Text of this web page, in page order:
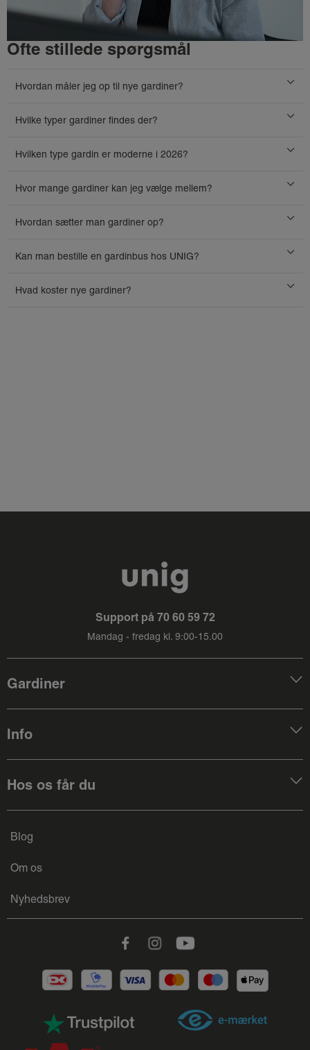
Ofte stillede spørgsmål
Hvordan måler jeg op til nye gardiner?
Hvilke typer gardiner findes der?
Hvilken type gardin er moderne i 2026?
Hvor mange gardiner kan jeg vælge mellem?
Hvordan sætter man gardiner op?
Kan man bestille en gardinbus hos UNIG?
Hvad koster nye gardiner?
Support på 70 60 59 72
Mandag - fredag kl. 9:00-15.00
Gardiner
Info
Hos os får du
Blog
Om os
Nyhedsbrev
FacebookInstagramYoutube